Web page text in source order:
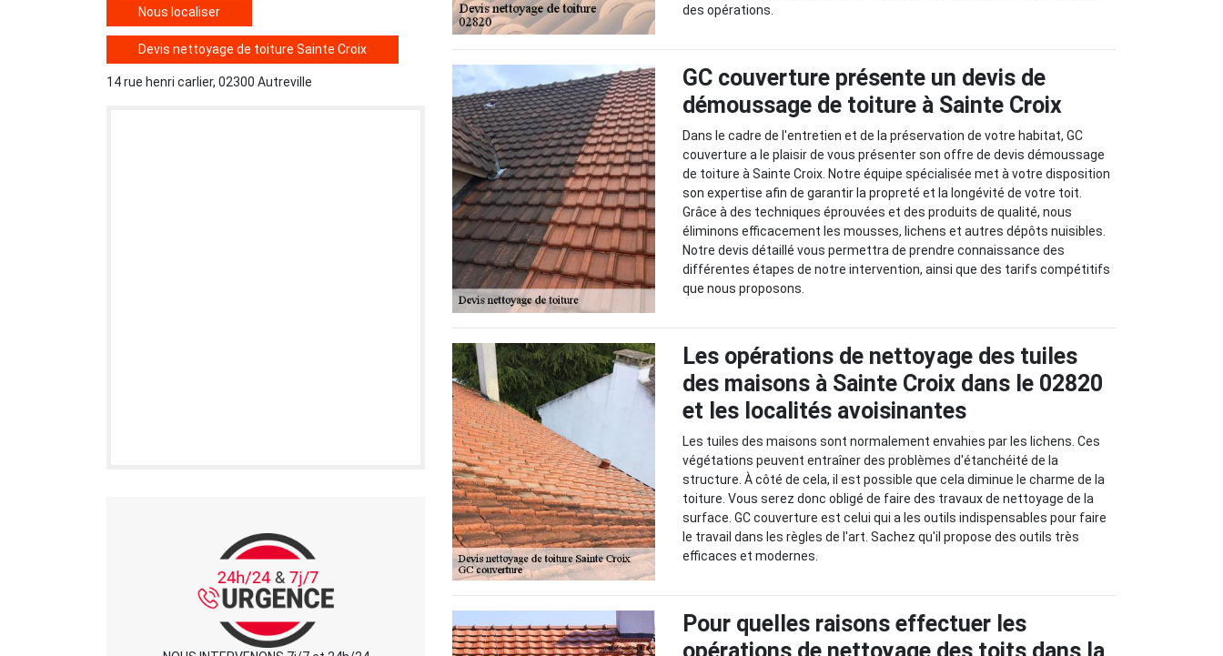
Nous localiser
Devis nettoyage de toiture Sainte Croix
14 rue henri carlier, 02300 Autreville
des opérations.
GC couverture présente un devis de
démoussage de toiture à Sainte Croix
Dans le cadre de l'entretien et de la préservation de votre habitat, GC
couverture a le plaisir de vous présenter son offre de devis démoussage
de toiture à Sainte Croix. Notre équipe spécialisée met à votre disposition
son expertise afin de garantir la propreté et la longévité de votre toit.
Grâce à des techniques éprouvées et des produits de qualité, nous
éliminons efficacement les mousses, lichens et autres dépôts nuisibles.
Notre devis détaillé vous permettra de prendre connaissance des
différentes étapes de notre intervention, ainsi que des tarifs compétitifs
que nous proposons.
Les opérations de nettoyage des tuiles
des maisons à Sainte Croix dans le 02820
et les localités avoisinantes
Les tuiles des maisons sont normalement envahies par les lichens. Ces
végétations peuvent entraîner des problèmes d'étanchéité de la
structure. À côté de cela, il est possible que cela diminue le charme de la
toiture. Vous serez donc obligé de faire des travaux de nettoyage de la
surface. GC couverture est celui qui a les outils indispensables pour faire
le travail dans les règles de l'art. Sachez qu'il propose des outils très
efficaces et modernes.
Pour quelles raisons effectuer les